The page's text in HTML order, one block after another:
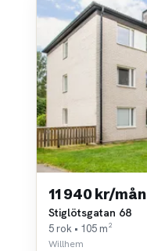
11 940 kr/mån
Stiglötsgatan 68
5 rok • 105 m²
Willhem